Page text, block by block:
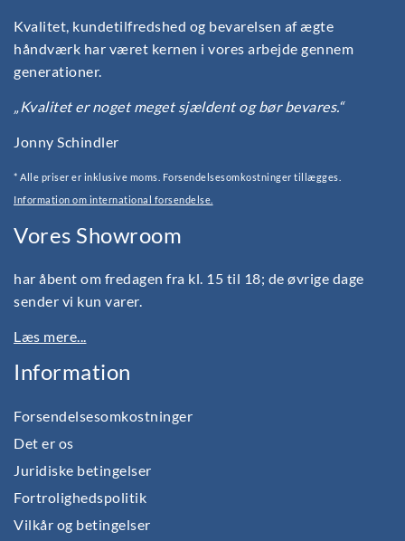
Kvalitet, kundetilfredshed og bevarelsen af ægte
håndværk har været kernen i vores arbejde gennem
generationer.
„Kvalitet er noget meget sjældent og bør bevares.“
Jonny Schindler
* Alle priser er inklusive moms. Forsendelsesomkostninger tillægges.
Information om international forsendelse.
Vores Showroom
har åbent om fredagen fra kl. 15 til 18; de øvrige dage
sender vi kun varer.
Læs mere...
Information
Forsendelsesomkostninger
Det er os
Juridiske betingelser
Fortrolighedspolitik
Vilkår og betingelser